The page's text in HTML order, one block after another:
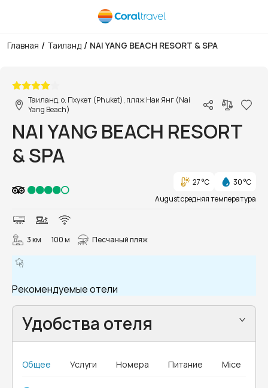
Главная / Таиланд / NAI YANG BEACH RESORT & SPA
Таиланд, о. Пхукет (Phuket), пляж Наи Янг (Nai
Yang Beach)
NAI YANG BEACH RESORT
& SPA
27 °C
30 °C
August средняя температура
3 км 100 м Песчаный пляж
Рекомендуемые отели
Удобства отеля
Общее Услуги Номера Питание Mice